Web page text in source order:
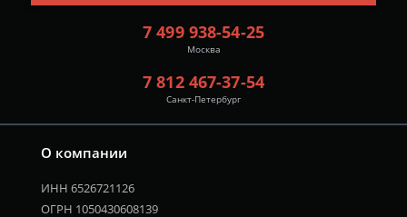
О компании
ИНН 6526721126
ОГРН 1050430608139
7 499 938-54-25
Москва
7 812 467-37-54
Санкт-Петербург